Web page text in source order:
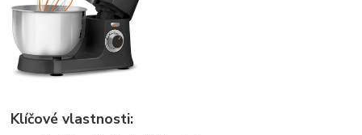
Klíčové vlastnosti: